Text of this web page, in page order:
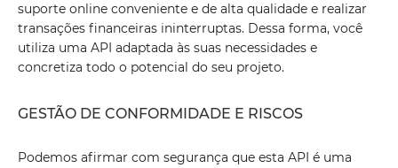
suporte online conveniente e de alta qualidade e realizar
transações financeiras ininterruptas. Dessa forma, você
utiliza uma API adaptada às suas necessidades e
concretiza todo o potencial do seu projeto.
GESTÃO DE CONFORMIDADE E RISCOS
Podemos afirmar com segurança que esta API é uma